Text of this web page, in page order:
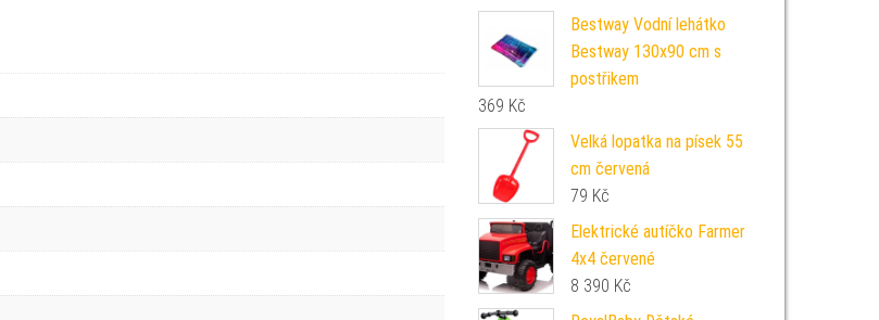
Bestway Vodní lehátko
Bestway 130x90 cm s
postřikem
369 Kč
Velká lopatka na písek 55
cm červená
79 Kč
Elektrické autíčko Farmer
4x4 červené
8 390 Kč